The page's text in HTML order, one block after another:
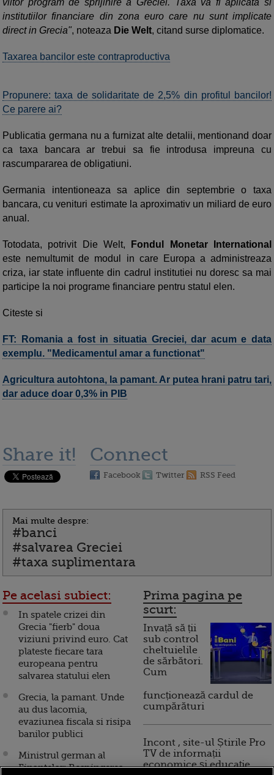
viitor program de sprijinire a Greciei. Taxa va fi aplicata si
institutiilor financiare din zona euro care nu sunt implicate
direct in Grecia", noteaza Die Welt, citand surse diplomatice.
Taxarea bancilor este contraproductiva
Propunere: taxa de solidaritate de 2,5% din profitul bancilor!
Ce parere ai?
Publicatia germana nu a furnizat alte detalii, mentionand doar
ca taxa bancara ar trebui sa fie introdusa impreuna cu
rascumpararea de obligatiuni.
Germania intentioneaza sa aplice din septembrie o taxa
bancara, cu venituri estimate la aproximativ un miliard de euro
anual.
Totodata, potrivit Die Welt,
Fondul Monetar International
este nemultumit de modul in care Europa a administreaza
criza, iar state influente din cadrul institutiei nu doresc sa mai
participe la noi programe financiare pentru statul elen.
Citeste si
FT: Romania a fost in situatia Greciei, dar acum e data
exemplu. "Medicamentul amar a functionat"
Agricultura autohtona, la pamant. Ar putea hrani patru tari,
dar aduce doar 0,3% in PIB
Share it! Connect
Facebook Twitter RSS Feed
Mai multe despre:
#banci
#salvarea Greciei
#taxa suplimentara
Pe acelasi subiect:
In spatele crizei din
Grecia "fierb" doua
viziuni privind euro. Cat
plateste fiecare tara
europeana pentru
salvarea statului elen
Grecia, la pamant. Unde
au dus lacomia,
evaziunea fiscala si risipa
banilor publici
Ministrul german al
Finantelor: Respingerea
Prima pagina pe
scurt:
Invață să ții
sub control
cheltuielile
de sărbători.
Cum
funcționează cardul de
cumpărături
Incont , site-ul Știrile Pro
TV de informații
economice și educație